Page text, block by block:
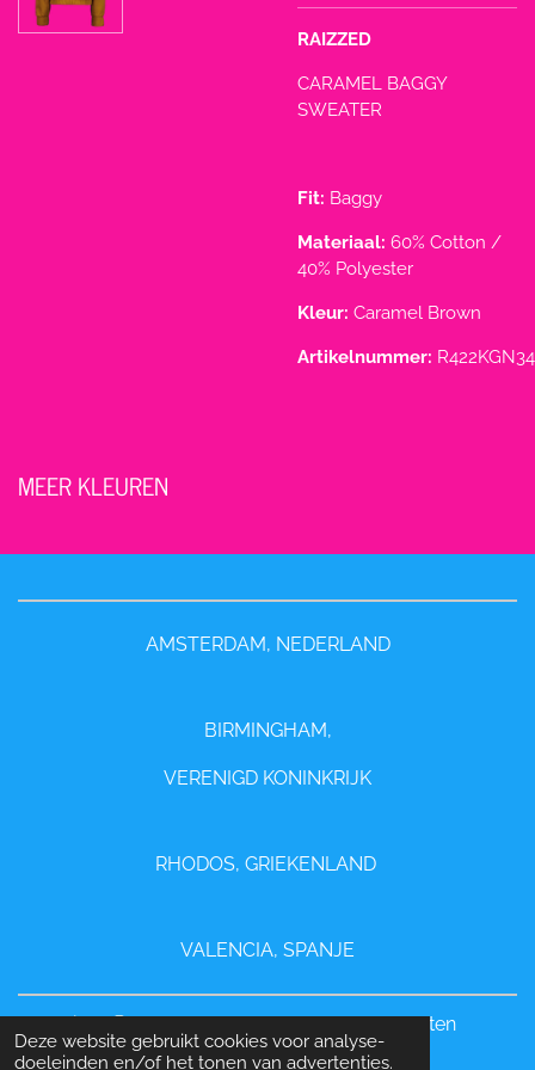
Deze website gebruikt cookies voor analyse-
doeleinden en/of het tonen van advertenties.
RAIZZED
CARAMEL BAGGY
SWEATER
Fit: Baggy
Materiaal: 60% Cotton /
40% Polyester
Kleur: Caramel Brown
Artikelnummer:
MEER KLEUREN
AMSTERDAM, NEDERLAND
BIRMINGHAM,
VERENIGD KONINKRIJK
RHODOS, GRIEKENLAND
VALENCIA, SPANJE
Copyright©2024 YouthBrandStore - Alle rechten
voorbehouden